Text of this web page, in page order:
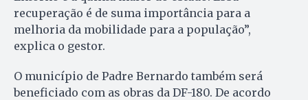
recuperação é de suma importância para a
melhoria da mobilidade para a população”,
explica o gestor.
O município de Padre Bernardo também será
beneficiado com as obras da DF-180. De acordo